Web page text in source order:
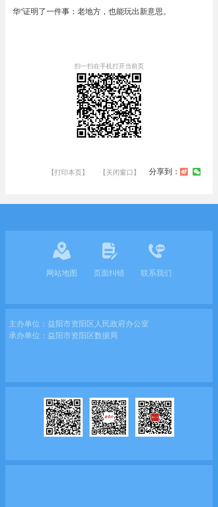
华”证明了一件事：老地方，也能玩出新意思。
扫一扫在手机打开当前页
【打印本页】 【关闭窗口】 分享到：
网站地图 页面纠错 联系我们
主办单位：益阳市资阳区人民政府办公室
承办单位：益阳市资阳区数据局